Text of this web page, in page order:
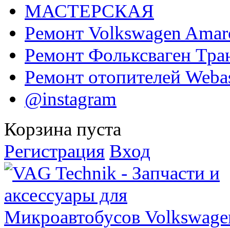
МАСТЕРСКАЯ
Ремонт Volkswagen
Ремонт Фольксваген
Ремонт отопителей
@instagram
Корзина пуста
Регистрация Вход